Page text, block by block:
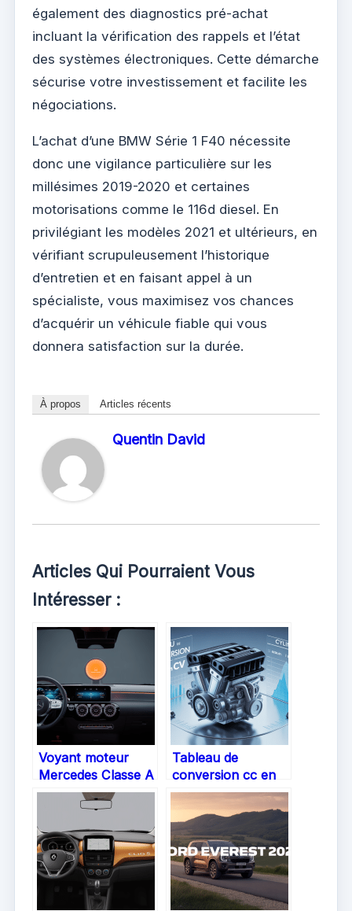
également des diagnostics pré-achat
incluant la vérification des rappels et l’état
des systèmes électroniques. Cette démarche
sécurise votre investissement et facilite les
négociations.
L’achat d’une BMW Série 1 F40 nécessite
donc une vigilance particulière sur les
millésimes 2019-2020 et certaines
motorisations comme le 116d diesel. En
privilégiant les modèles 2021 et ultérieurs, en
vérifiant scrupuleusement l’historique
d’entretien et en faisant appel à un
spécialiste, vous maximisez vos chances
d’acquérir un véhicule fiable qui vous
donnera satisfaction sur la durée.
À propos Articles récents
Quentin David
Articles Qui Pourraient Vous
Intéresser :
Voyant moteur
Mercedes Classe A
: comprendre,
réagir, rouler
l’esprit tranquille
Tableau de
conversion cc en
cv : comprendre et
utiliser
l’équivalence
moteur